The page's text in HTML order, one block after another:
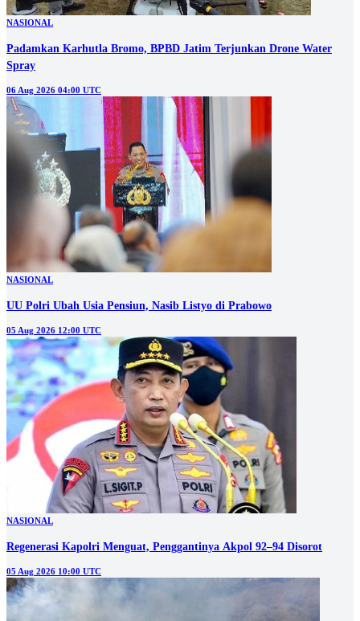
NASIONAL
Padamkan Karhutla Bromo, BPBD Jatim Terjunkan Drone Water
Spray
06 Aug 2026 04:00 UTC
NASIONAL
UU Polri Ubah Usia Pensiun, Nasib Listyo di Prabowo
05 Aug 2026 12:00 UTC
NASIONAL
Regenerasi Kapolri Menguat, Penggantinya Akpol 92–94 Disorot
05 Aug 2026 10:00 UTC